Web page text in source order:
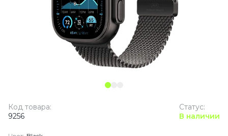
Статус:
В наличии
Код товара:
9256